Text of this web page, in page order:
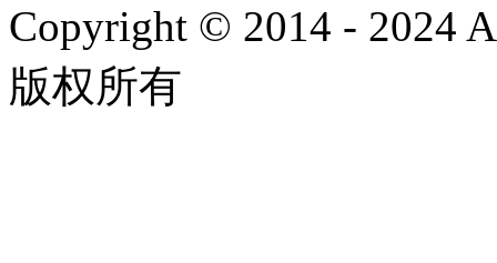
Copyright © 2014 - 2024
版权所有